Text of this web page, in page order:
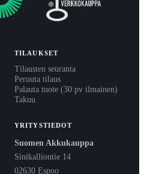
TILAUKSET
Tilausten seuranta
Peruuta tilaus
Palauta tuote (30 pv ilmainen)
Takuu
YRITYSTIEDOT
Suomen Akkukauppa
Sinikalliontie 14
02630 Espoo